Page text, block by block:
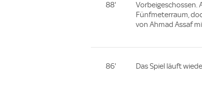
88'
Vorbeigeschossen.
Fünfmeterraum,
von Ahmad Assaf
86' Das Spiel läuft